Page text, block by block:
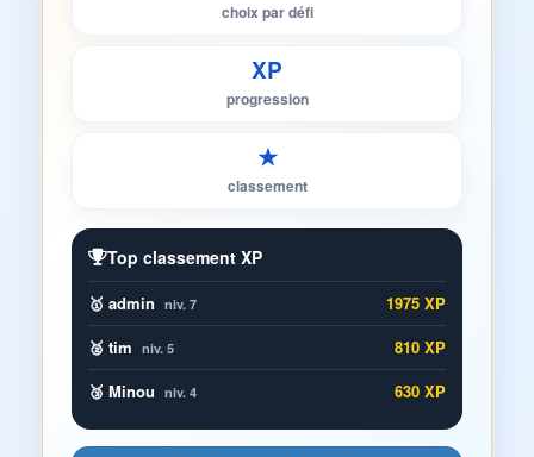
choix par défi
XP
progression
★
classement
Top classement XP
🥇 admin niv. 7
1975 XP
🥈 tim niv. 5
810 XP
🥉 Minou niv. 4 630 XP